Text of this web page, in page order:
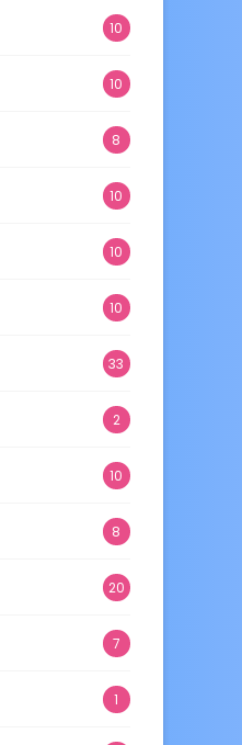
10
10
8
10
10
10
33
2
10
8
20
7
1